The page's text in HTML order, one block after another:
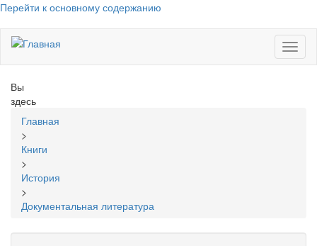
Перейти к основному содержанию
Вы
здесь
Главная
>
Книги
>
История
>
Документальная литература